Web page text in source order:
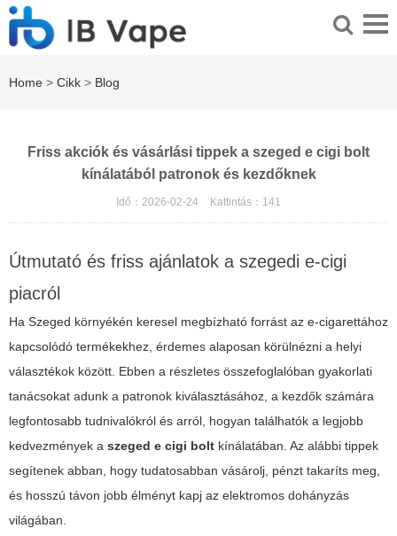
Home > Cikk > Blog
Friss akciók és vásárlási tippek a szeged e cigi bolt
kínálatából patronok és kezdőknek
Idő：2026-02-24 Kattintás： 141
Útmutató és friss ajánlatok a szegedi e-cigi
piacról
Ha Szeged környékén keresel megbízható forrást az e-cigarettához
kapcsolódó termékekhez, érdemes alaposan körülnézni a helyi
választékok között. Ebben a részletes összefoglalóban gyakorlati
tanácsokat adunk a patronok kiválasztásához, a kezdők számára
legfontosabb tudnivalókról és arról, hogyan találhatók a legjobb
kedvezmények a szeged e cigi bolt kínálatában. Az alábbi tippek
segítenek abban, hogy tudatosabban vásárolj, pénzt takaríts meg,
és hosszú távon jobb élményt kapj az elektromos dohányzás
világában.